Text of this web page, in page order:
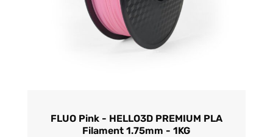
FLUO Pink - HELLO3D PREMIUM PLA
Filament 1.75mm - 1KG